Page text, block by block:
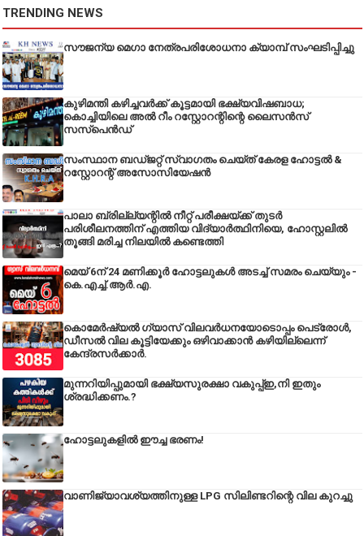
TRENDING NEWS
സൗജന്യ മെഗാ നേത്രപരിശോധനാ ക്യാമ്പ് സംഘടിപ്പിച്ചു
കുഴിമന്തി കഴിച്ചവർക്ക് കൂട്ടമായി ഭക്ഷ്യവിഷബാധ;
കൊച്ചിയിലെ അൽ റീം റസ്റ്റോറന്റിന്റെ ലൈസൻസ്
സസ്പെൻഡ്
സംസ്ഥാന ബഡ്‌ജറ്റ് സ്വാഗതം ചെയ്ത് കേരള ഹോട്ടൽ &
റസ്റ്റോറന്റ് അസോസിയേഷൻ
പാലാ ബ്രില്ല്യന്റിൽ നീറ്റ് പരീക്ഷയ്ക്ക് തുടർ
പരിശീലനത്തിന് എത്തിയ വിദ്യാർത്ഥിനിയെ, ഹോസ്റ്റലിൽ
തൂങ്ങി മരിച്ച നിലയിൽ കണ്ടെത്തി
മെയ് 6ന് 24 മണിക്കൂർ ഹോട്ടലുകൾ അടച്ച് സമരം ചെയ്യും -
കെ.എച്ച്.ആർ.എ.
കൊമേർഷ്യൽ ഗ്യാസ് വിലവർധനയോടൊപ്പം പെട്രോൾ,
ഡീസല്‍ വില കൂട്ടിയേക്കും ഒഴിവാക്കാന്‍ കഴിയില്ലെന്ന്
കേന്ദ്രസര്‍ക്കാര്‍.
മുന്നറിയിപ്പുമായി ഭക്ഷ്യസുരക്ഷാ വകുപ്പ്ഇ,നി ഇതും
ശ്രദ്ധിക്കണം.?
ഹോട്ടലുകളിൽ ഈച്ച ഭരണം!
വാണിജ്യാവശ്യത്തിനുള്ള LPG സിലിണ്ടറിന്റെ വില കുറച്ചു